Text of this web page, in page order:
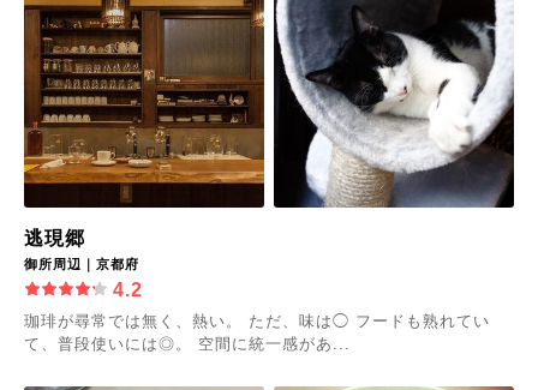
逃現郷
御所周辺｜京都府
4.2
珈琲が尋常では無く、熱い。 ただ、味は◯ フードも熟れてい
て、普段使いには◎。 空間に統一感があ...